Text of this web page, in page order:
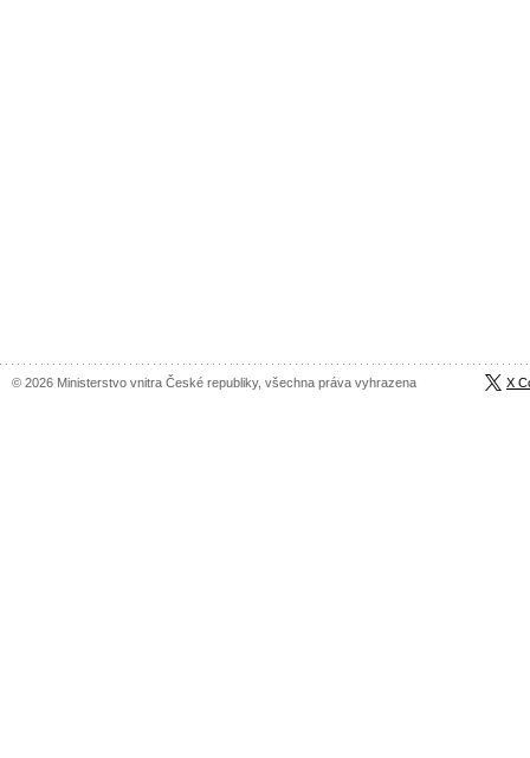
© 2026 Ministerstvo vnitra České republiky, všechna práva vyhrazena X